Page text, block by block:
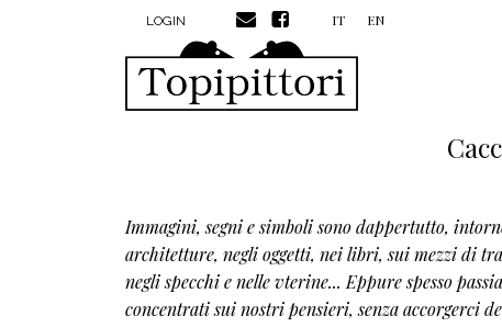
Salta al contenuto principale
MENU PROFILO UTENTE
LOGIN IT EN
Immagini, segni e simboli sono dappertutto,
architetture, negli oggetti, nei libri, sui mezzi di
negli specchi e nelle vterine... Eppure spesso
concentrati sui nostri pensieri, senza accorgerci